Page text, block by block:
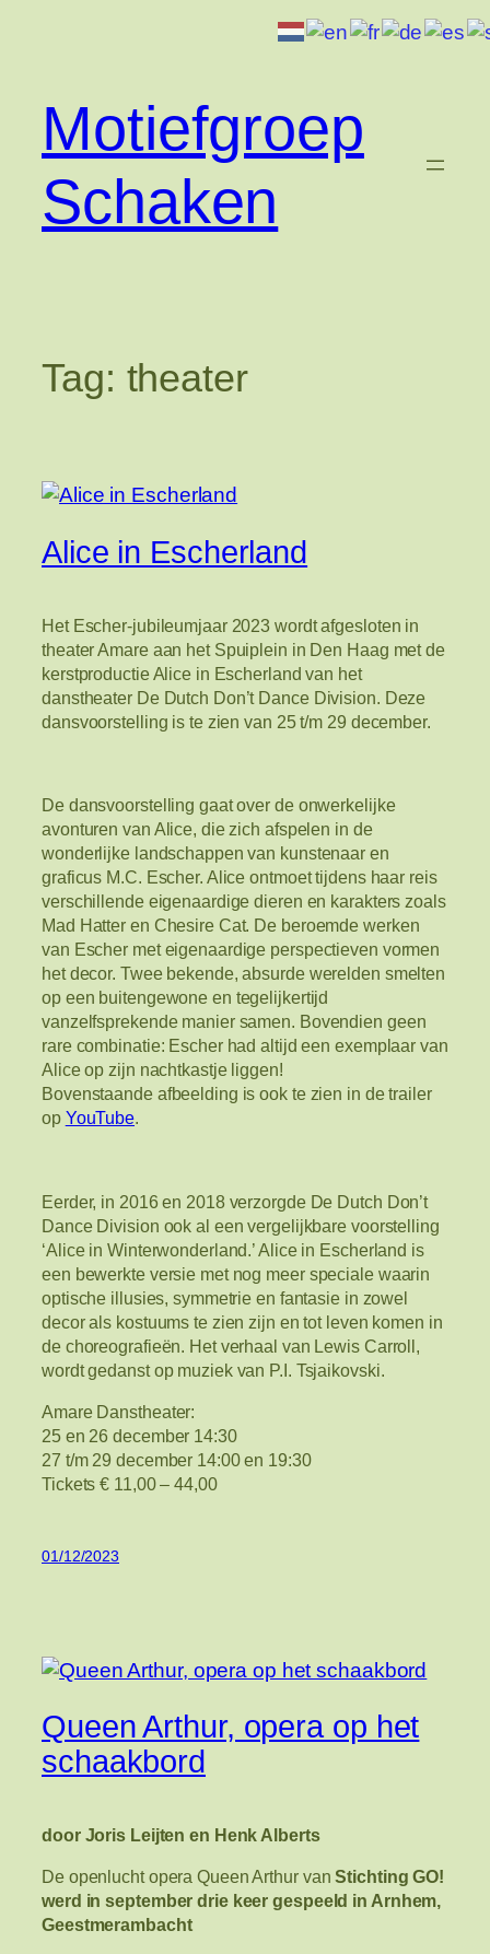
inhoudMotiefgroep
Schaken
Tag: theater
Alice in Escherland
Het Escher-jubileumjaar 2023 wordt afgesloten in
theater Amare aan het Spuiplein in Den Haag met de
kerstproductie Alice in Escherland van het
danstheater De Dutch Don’t Dance Division. Deze
dansvoorstelling is te zien van 25 t/m 29 december.
De dansvoorstelling gaat over de onwerkelijke
avonturen van Alice, die zich afspelen in de
wonderlijke landschappen van kunstenaar en
graficus M.C. Escher. Alice ontmoet tijdens haar reis
verschillende eigenaardige dieren en karakters zoals
Mad Hatter en Chesire Cat. De beroemde werken
van Escher met eigenaardige perspectieven vormen
het decor. Twee bekende, absurde werelden smelten
op een buitengewone en tegelijkertijd
vanzelfsprekende manier samen. Bovendien geen
rare combinatie: Escher had altijd een exemplaar van
Alice op zijn nachtkastje liggen!
Bovenstaande afbeelding is ook te zien in de trailer
op YouTube.
Eerder, in 2016 en 2018 verzorgde De Dutch Don’t
Dance Division ook al een vergelijkbare voorstelling
‘Alice in Winterwonderland.’ Alice in Escherland is
een bewerkte versie met nog meer speciale waarin
optische illusies, symmetrie en fantasie in zowel
decor als kostuums te zien zijn en tot leven komen in
de choreografieën. Het verhaal van Lewis Carroll,
wordt gedanst op muziek van P.I. Tsjaikovski.
Amare Danstheater:
25 en 26 december 14:30
27 t/m 29 december 14:00 en 19:30
Tickets € 11,00 – 44,00
01/12/2023
Queen Arthur, opera op het
schaakbord
door Joris Leijten en Henk Alberts
De openlucht opera Queen Arthur vanStichting GO!
werd in september drie keer gespeeld in Arnhem,
Geestmerambacht